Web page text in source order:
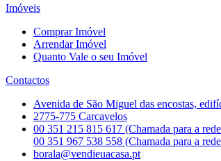
Imóveis
Comprar Imóvel
Arrendar Imóvel
Quanto Vale o seu Imóvel
Contactos
Avenida de São Miguel das encostas,
2775-775 Carcavelos
00 351 215 815 617 (Chamada para a
00 351 967 538 558 (Chamada para a
borala@vendieuacasa.pt